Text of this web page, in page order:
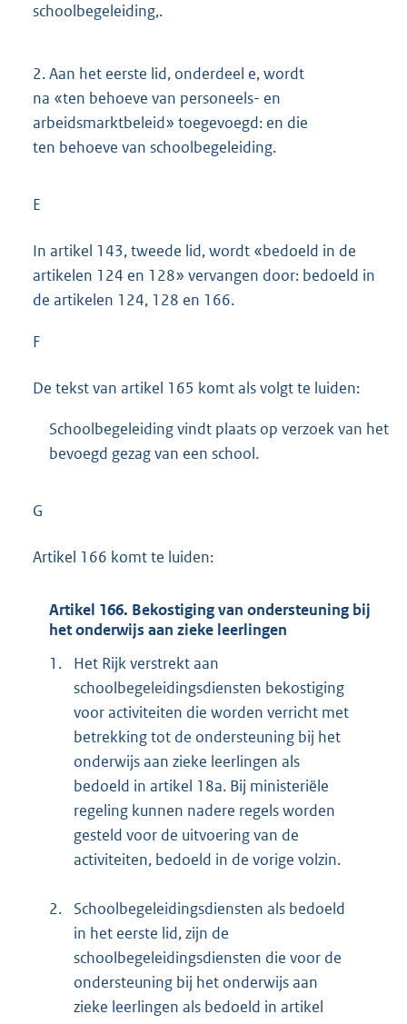
schoolbegeleiding,.
2.Aan het eerste lid, onderdeel e, wordt
na «ten behoeve van personeels- en
arbeidsmarktbeleid» toegevoegd: en die
ten behoeve van schoolbegeleiding.
E
In artikel 143, tweede lid, wordt «bedoeld in de
artikelen 124 en 128» vervangen door: bedoeld in
de artikelen 124, 128 en 166.
F
De tekst van artikel 165 komt als volgt te luiden:
Schoolbegeleiding vindt plaats op verzoek van het
bevoegd gezag van een school.
G
Artikel 166 komt te luiden:
Artikel 166. Bekostiging van ondersteuning bij
het onderwijs aan zieke leerlingen
1.
Het Rijk verstrekt aan
schoolbegeleidingsdiensten bekostiging
voor activiteiten die worden verricht met
betrekking tot de ondersteuning bij het
onderwijs aan zieke leerlingen als
bedoeld in artikel 18a. Bij ministeriële
regeling kunnen nadere regels worden
gesteld voor de uitvoering van de
activiteiten, bedoeld in de vorige volzin.
2.
Schoolbegeleidingsdiensten als bedoeld
in het eerste lid, zijn de
schoolbegeleidingsdiensten die voor de
ondersteuning bij het onderwijs aan
zieke leerlingen als bedoeld in artikel